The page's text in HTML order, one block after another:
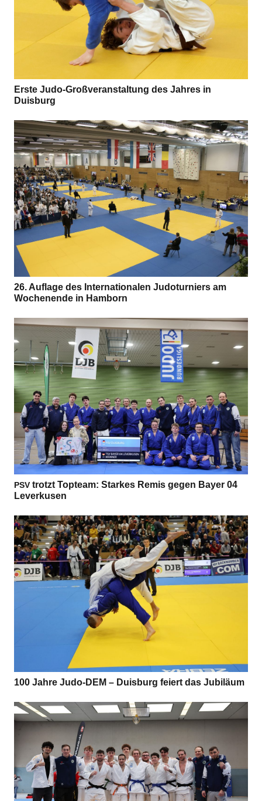
Erste Judo-Groß­ver­an­stal­tung des Jah­res in
Duisburg
26. Auf­lage des Inter­na­tio­na­len Judo­tur­niers am
Wochen­ende in Hamborn
PSV trotzt Top­team: Star­kes Remis gegen Bayer 04
Leverkusen
100 Jahre Judo-DEM – Duis­burg fei­ert das Jubiläum